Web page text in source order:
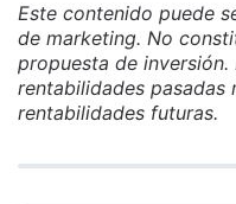
Este contenido puede
de marketing. No
propuesta de
rentabilidades pasadas
rentabilidades futuras.